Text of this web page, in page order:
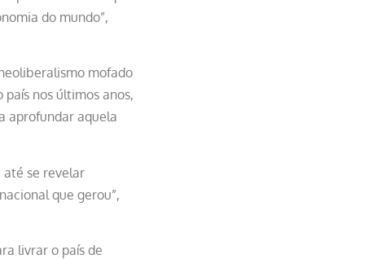
do mundo”,
mofado
nos últimos anos,
aprofundar aquela
até se revelar
que gerou”,
livrar o país de